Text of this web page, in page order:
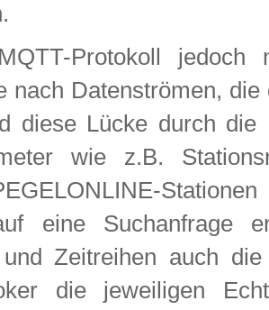
Protokoll jedoch
nach Datenströmen,
diese Lücke durch die
wie z.B.
eine Suchanfrage
und Zeitreihen auch
die jeweiligen